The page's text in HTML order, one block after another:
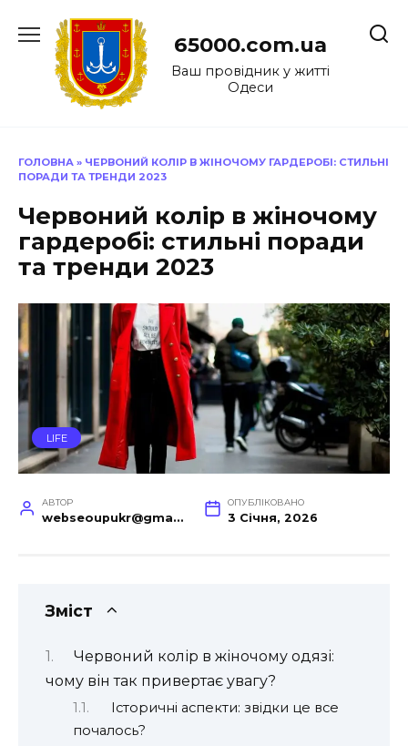
до
65000.com.ua
Ваш провідник у житті
Одеси
ГОЛОВНА » ЧЕРВОНИЙ КОЛІР В ЖІНОЧОМУ ГАРДЕРОБІ: СТИЛЬНІ
ПОРАДИ ТА ТРЕНДИ 2023
Червоний колір в жіночому
гардеробі: стильні поради
та тренди 2023
LIFE
АВТОР
webseoupukr@gmail.com
ОПУБЛІКОВАНО
3 Січня, 2026
Зміст
Червоний колір в жіночому одязі:
чому він так привертає увагу?
Історичні аспекти: звідки це все
почалось?